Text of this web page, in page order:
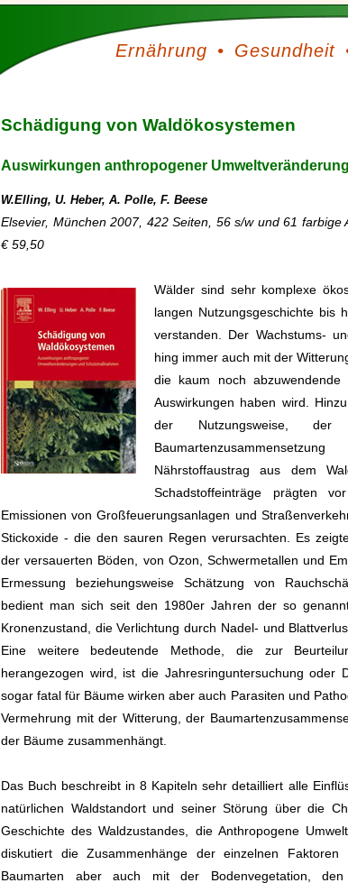
Ernährung • Gesundheit
Schädigung von Waldökosystemen
Auswirkungen anthropogener
W.Elling, U. Heber, A. Polle, F. Beese
Elsevier, München 2007, 422 Seiten, 56 s/w und 61 farbige
€ 59,50
Wälder sind sehr komplexe
langen Nutzungsgeschichte bis
verstanden. Der Wachstums-
hing immer auch mit der
die kaum noch
Auswirkungen haben wird.
der Nutzungsweise, der
Nährstoffaustrag aus dem
Schadstoffeinträge prägten
Emissionen von Großfeuerungsanlagen und
Stickoxide - die den sauren Regen verursachten. Es
der versauerten Böden, von Ozon, Schwermetallen und
Ermessung beziehungsweise Schätzung von
bedient man sich seit den 1980er Jahren der so
Kronenzustand, die Verlichtung durch Nadel- und
Eine weitere bedeutende Methode, die zur
herangezogen wird, ist die Jahresringuntersuchung oder
sogar fatal für Bäume wirken aber auch Parasiten und
Vermehrung mit der Witterung, der
der Bäume zusammenhängt.
Das Buch beschreibt in 8 Kapiteln sehr detailliert alle
natürlichen Waldstandort und seiner Störung über die
Geschichte des Waldzustandes, die Anthropogene
diskutiert die Zusammenhänge der einzelnen
Baumarten aber auch mit der Bodenvegetation,